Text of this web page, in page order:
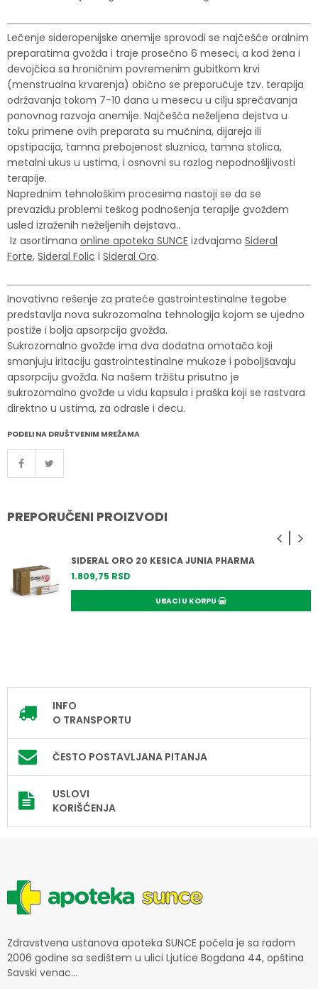
Lečenje sideropenijske anemije sprovodi se najčešće oralnim
preparatima gvožđa i traje prosečno 6 meseci, a kod žena i
devojčica sa hroničnim povremenim gubitkom krvi
(menstrualna krvarenja) obično se preporučuje tzv. terapija
održavanja tokom 7-10 dana u mesecu u cilju sprečavanja
ponovnog razvoja anemije. Najčešća neželjena dejstva u
toku primene ovih preparata su mučnina, dijareja ili
opstipacija, tamna prebojenost sluznica, tamna stolica,
metalni ukus u ustima, i osnovni su razlog nepodnošljivosti
terapije.
Naprednim tehnološkim procesima nastoji se da se
prevaziđu problemi teškog podnošenja terapije gvožđem
usled izraženih neželjenih dejstava..
Iz asortimana online apoteka SUNCE izdvajamo Sideral
Forte, Sideral Folic i Sideral Oro.
Inovativno rešenje za prateće gastrointestinalne tegobe
predstavlja nova sukrozomalna tehnologija kojom se ujedno
postiže i bolja apsorpcija gvožđa.
Sukrozomalno gvožđe ima dva dodatna omotača koji
smanjuju iritaciju gastrointestinalne mukoze i poboljšavaju
apsorpciju gvožđa. Na našem tržištu prisutno je
sukrozomalno gvožđe u vidu kapsula i praška koji se rastvara
direktno u ustima, za odrasle i decu.
PODELI NA DRUŠTVENIM MREŽAMA
PREPORUČENI PROIZVODI
SIDERAL ORO 20 KESICA JUNIA PHARMA
1.809,75 RSD
UBACI U KORPU
INFO
O TRANSPORTU
ČESTO POSTAVLJANA PITANJA
USLOVI
KORIŠĆENJA
Zdravstvena ustanova apoteka SUNCE počela je sa radom
2006 godine sa sedištem u ulici Ljutice Bogdana 44, opština
Savski venac...